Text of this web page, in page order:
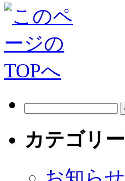
カテゴリー